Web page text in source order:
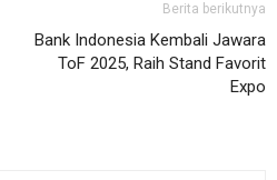
Berita berikutnya
Bank Indonesia Kembali Jawara
ToF 2025, Raih Stand Favorit
Expo